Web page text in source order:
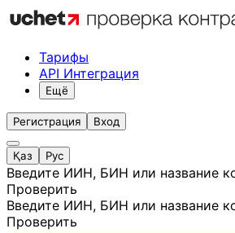
Тарифы
API Интеграция
Ещё
Регистрация Вход
Қаз Рус
Введите ИИН, БИН или название
Проверить
Введите ИИН, БИН или название
Проверить